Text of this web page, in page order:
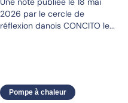
2026 par le cercle de
réflexion danois CONCITO le...
Pompe à chaleur